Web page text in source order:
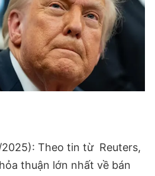
2025): Theo tin từ Reuters,
thuận lớn nhất về bán